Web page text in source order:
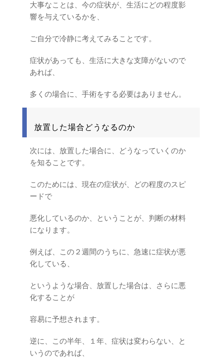
大事なことは、今の症状が、生活にどの程度影
響を与えているかを、
ご自分で冷静に考えてみることです。
症状があっても、生活に大きな支障がないので
あれば、
多くの場合に、手術をする必要はありません。
放置した場合どうなるのか
次には、放置した場合に、どうなっていくのか
を知ることです。
このためには、現在の症状が、どの程度のスピ
ードで
悪化しているのか、ということが、判断の材料
になります。
例えば、この２週間のうちに、急速に症状が悪
化している、
というような場合、放置した場合は、さらに悪
化することが
容易に予想されます。
逆に、この半年、１年、症状は変わらない、と
いうのであれば、